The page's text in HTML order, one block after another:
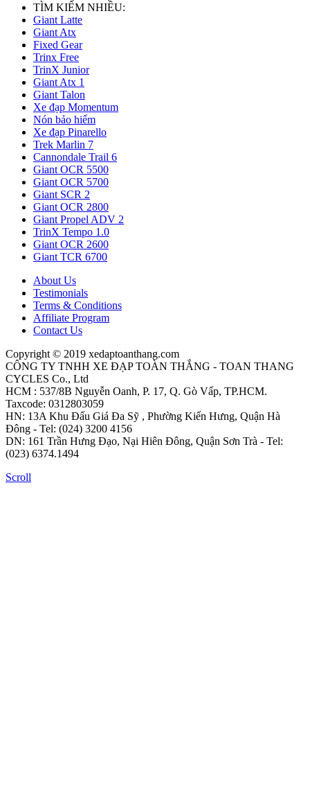
TÌM KIẾM NHIỀU:
Giant Latte
Giant Atx
Fixed Gear
Trinx Free
TrinX Junior
Giant Atx 1
Giant Talon
Xe đạp Momentum
Nón bảo hiểm
Xe đạp Pinarello
Trek Marlin 7
Cannondale Trail 6
Giant OCR 5500
Giant OCR 5700
Giant SCR 2
Giant OCR 2800
Giant Propel ADV 2
TrinX Tempo 1.0
Giant OCR 2600
Giant TCR 6700
About Us
Testimonials
Terms & Conditions
Affiliate Program
Contact Us
Copyright © 2019 xedaptoanthang.com
CÔNG TY TNHH XE ĐẠP TOÀN THẮNG - TOAN THANG
CYCLES Co., Ltd
HCM : 537/8B Nguyễn Oanh, P. 17, Q. Gò Vấp, TP.HCM.
Taxcode: 0312803059
HN: 13A Khu Đấu Giá Đa Sỹ , Phường Kiến Hưng, Quận Hà
Đông - Tel: (024) 3200 4156
DN: 161 Trần Hưng Đạo, Nại Hiên Đông, Quận Sơn Trà - Tel:
(023) 6374.1494
Scroll